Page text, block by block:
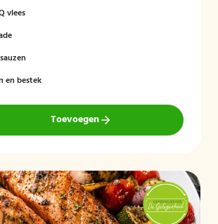
worden barbecue, borden en bestek
opgehaald, zodat gasten zorgeloos kunnen
barbecue.
vlees
en bestek
Toevoegen